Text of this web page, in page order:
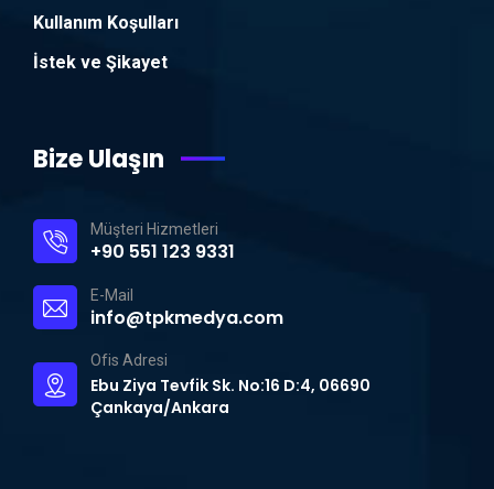
Kullanım Koşulları
İstek ve Şikayet
Bize Ulaşın
Müşteri Hizmetleri
+90 551 123 9331
E-Mail
info@tpkmedya.com
Ofis Adresi
Ebu Ziya Tevfik Sk. No:16 D:4, 06690
Çankaya/Ankara